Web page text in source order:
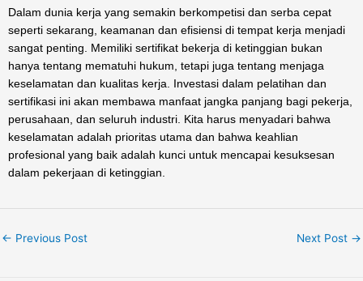
Dalam dunia kerja yang semakin berkompetisi dan serba cepat
seperti sekarang, keamanan dan efisiensi di tempat kerja menjadi
sangat penting. Memiliki sertifikat bekerja di ketinggian bukan
hanya tentang mematuhi hukum, tetapi juga tentang menjaga
keselamatan dan kualitas kerja. Investasi dalam pelatihan dan
sertifikasi ini akan membawa manfaat jangka panjang bagi pekerja,
perusahaan, dan seluruh industri. Kita harus menyadari bahwa
keselamatan adalah prioritas utama dan bahwa keahlian
profesional yang baik adalah kunci untuk mencapai kesuksesan
dalam pekerjaan di ketinggian.
← Previous Post Next Post →